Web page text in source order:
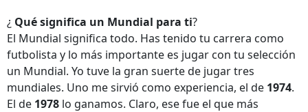
¿ Qué significa un Mundial para ti?
El Mundial significa todo. Has tenido tu carrera como
futbolista y lo más importante es jugar con tu selección
un Mundial. Yo tuve la gran suerte de jugar tres
mundiales. Uno me sirvió como experiencia, el de 1974.
El de 1978 lo ganamos. Claro, ese fue el que más